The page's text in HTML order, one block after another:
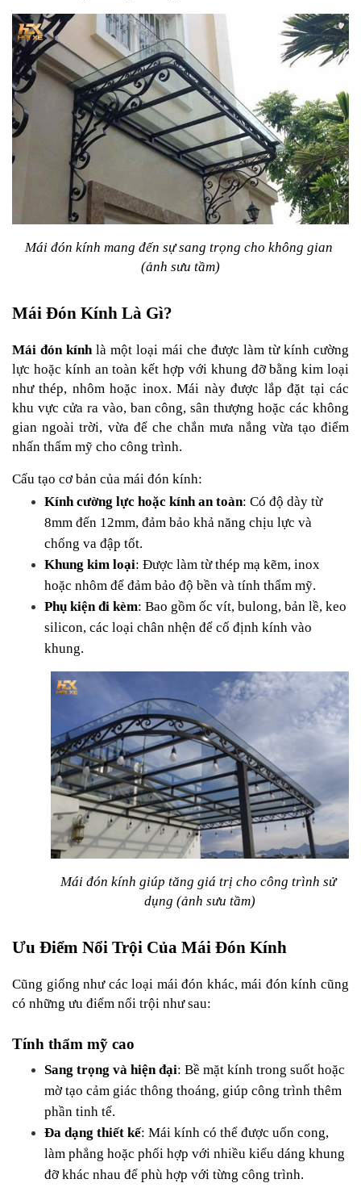
Mái đón kính mang đến sự sang trọng cho không gian
(ảnh sưu tầm)
Mái Đón Kính Là Gì?
Mái đón kính là một loại mái che được làm từ kính cường
lực hoặc kính an toàn kết hợp với khung đỡ bằng kim loại
như thép, nhôm hoặc inox. Mái này được lắp đặt tại các
khu vực cửa ra vào, ban công, sân thượng hoặc các không
gian ngoài trời, vừa để che chắn mưa nắng vừa tạo điểm
nhấn thẩm mỹ cho công trình.
Cấu tạo cơ bản của mái đón kính:
Kính cường lực hoặc kính an toàn: Có độ dày từ
8mm đến 12mm, đảm bảo khả năng chịu lực và
chống va đập tốt.
Khung kim loại: Được làm từ thép mạ kẽm, inox
hoặc nhôm để đảm bảo độ bền và tính thẩm mỹ.
Phụ kiện đi kèm: Bao gồm ốc vít, bulong, bản lề, keo
silicon, các loại chân nhện để cố định kính vào
khung.
Mái đón kính giúp tăng giá trị cho công trình sử
dụng (ảnh sưu tầm)
Ưu Điểm Nổi Trội Của Mái Đón Kính
Cũng giống như các loại mái đón khác, mái đón kính cũng
có những ưu điểm nổi trội như sau:
Tính thẩm mỹ cao
Sang trọng và hiện đại: Bề mặt kính trong suốt hoặc
mờ tạo cảm giác thông thoáng, giúp công trình thêm
phần tinh tế.
Đa dạng thiết kế: Mái kính có thể được uốn cong,
làm phẳng hoặc phối hợp với nhiều kiểu dáng khung
đỡ khác nhau để phù hợp với từng công trình.